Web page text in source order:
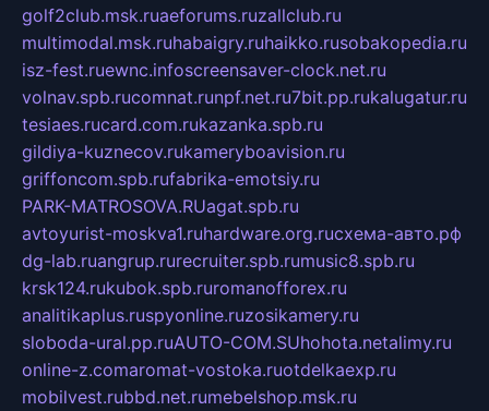
golf2club.msk.ruaeforums.ruzallclub.ru
multimodal.msk.ruhabaigry.ruhaikko.rusobakopedia.ru
isz-fest.ruewnc.infoscreensaver-clock.net.ru
volnav.spb.rucomnat.runpf.net.ru7bit.pp.rukalugatur.ru
tesiaes.rucard.com.rukazanka.spb.ru
gildiya-kuznecov.rukameryboavision.ru
griffoncom.spb.rufabrika-emotsiy.ru
PARK-MATROSOVA.RUagat.spb.ru
avtoyurist-moskva1.ruhardware.org.ruсхема-авто.рф
dg-lab.ruangrup.rurecruiter.spb.rumusic8.spb.ru
krsk124.rukubok.spb.ruromanofforex.ru
analitikaplus.ruspyonline.ruzosikamery.ru
sloboda-ural.pp.ruAUTO-COM.SUhohota.netalimy.ru
online-z.comaromat-vostoka.ruotdelkaexp.ru
mobilvest.rubbd.net.rumebelshop.msk.ru